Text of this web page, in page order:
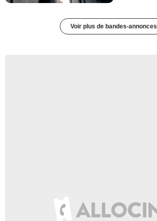
Voir plus de bandes-annonces